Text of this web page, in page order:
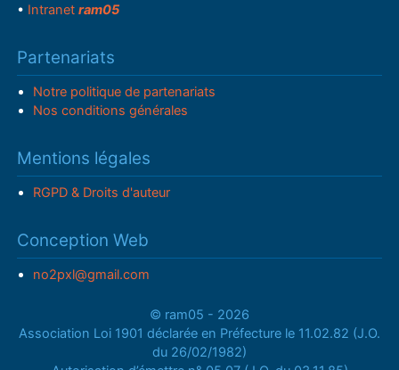
• Intranetram05
Partenariats
Notre politique de partenariats
Nos conditions générales
Mentions légales
RGPD & Droits d'auteur
Conception Web
no2pxl@gmail.com
© ram05 - 2026
Association Loi 1901 déclarée en Préfecture le 11.02.82 (J.O.
du 26/02/1982)